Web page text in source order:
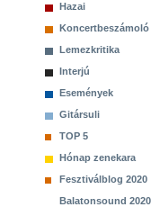
Hazai
Koncertbeszámoló
Lemezkritika
Interjú
Események
Gitársuli
TOP 5
Hónap zenekara
Fesztiválblog 2020
Balatonsound 2020